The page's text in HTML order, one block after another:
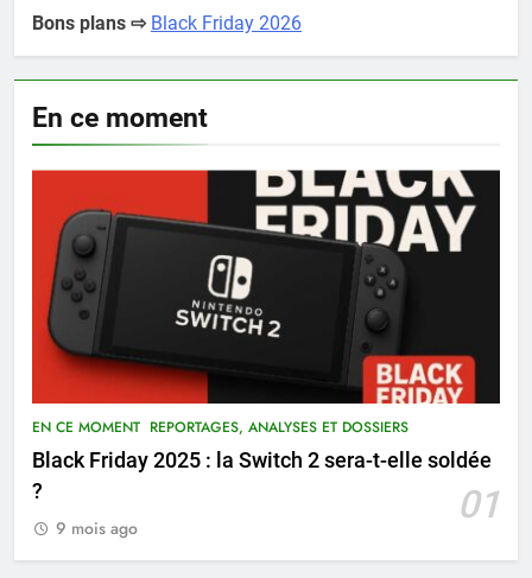
Bons plans ⇨ Black Friday 2026
En ce moment
EN CE MOMENT REPORTAGES, ANALYSES ET DOSSIERS
Black Friday 2025 : la Switch 2 sera-t-elle soldée
?
01
9 mois ago